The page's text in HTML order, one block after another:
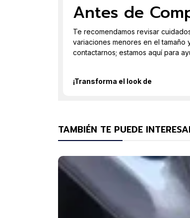
Antes de
Te recomendamos revisar
variaciones menores en el tamaño
contactarnos; estamos aquí para
¡Transforma el look de
TAMBIÉN TE PUEDE